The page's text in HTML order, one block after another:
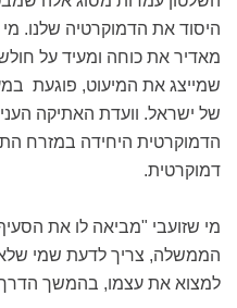
היסוד את הדמוקרטיה שלנו.
מאדיר את כוחה ומעיד על
שמייצג את המיעוט, פוגעת
של ישראל. וועדת האתיקה
הדמוקרטית היחידה במזרח
דמוקרטית.
מי שזועבי "מביאה לו את
הממשלה, צריך לדעת שמי שלא
למצוא את עצמו, בהמשך